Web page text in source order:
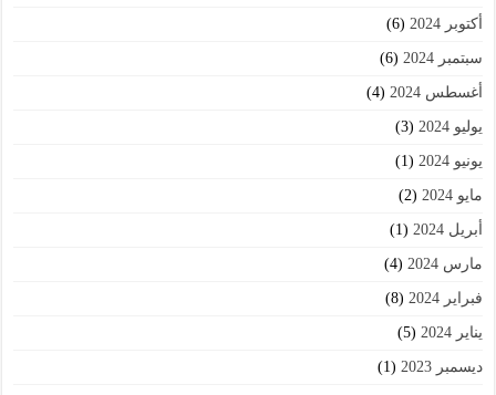
أكتوبر 2024 (6)
سبتمبر 2024 (6)
أغسطس 2024 (4)
يوليو 2024 (3)
يونيو 2024 (1)
مايو 2024 (2)
أبريل 2024 (1)
مارس 2024 (4)
فبراير 2024 (8)
يناير 2024 (5)
ديسمبر 2023 (1)